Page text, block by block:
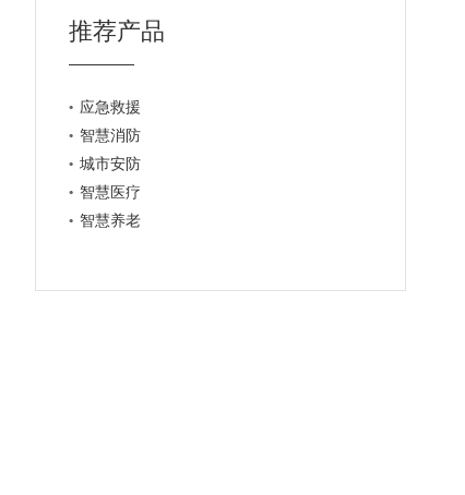
推荐产品
应急救援
智慧消防
城市安防
智慧医疗
智慧养老